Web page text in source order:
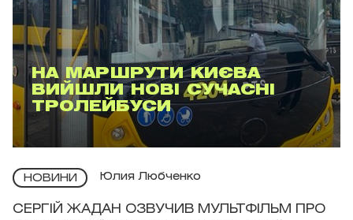
НА МАРШРУТИ КИЄВА
ВИЙШЛИ НОВІ СУЧАСНІ
ТРОЛЕЙБУСИ
НОВИНИ Юлия Любченко
СЕРГІЙ ЖАДАН ОЗВУЧИВ МУЛЬТФІЛЬМ ПРО